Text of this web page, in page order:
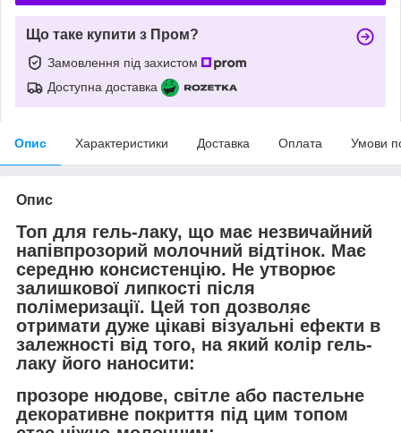
Що таке купити з Пром?
Замовлення під захистом
Доступна доставка
Опис Характеристики Доставка Оплата Умови
Опис
Топ для гель-лаку, що має незвичайний
напівпрозорий молочний відтінок. Має
середню консистенцію. Не утворює
залишкової липкості після
полімеризації. Цей топ дозволяє
отримати дуже цікаві візуальні ефекти в
залежності від того, на який колір гель-
лаку його наносити:
прозоре нюдове, світле або пастельне
декоративне покриття під цим топом